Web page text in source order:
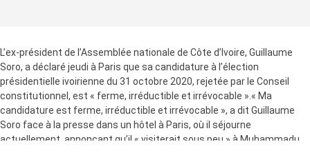
L’ex-président de l’Assemblée nationale de Côte d’Ivoire, Guillaume
Soro, a déclaré jeudi à Paris que sa candidature à l’élection
présidentielle ivoirienne du 31 octobre 2020, rejetée par le Conseil
constitutionnel, est « ferme, irréductible et irrévocable ».« Ma
candidature est ferme, irréductible et irrévocable », a dit Guillaume
Soro face à la presse dans un hôtel à Paris, où il séjourne
actuellement, annonçant qu’il « visiterait sous peu » à Muhammadu